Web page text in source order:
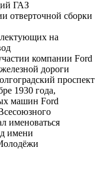
ГАЗ
отверточной сборки
на
компании Ford
дороги
проспект
1930 года,
машин Ford
именоваться
имени